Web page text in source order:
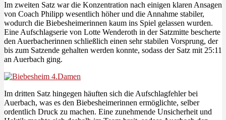
Im zweiten Satz war die Konzentration nach einigen klaren Ansagen
von Coach Philipp wesentlich höher und die Annahme stabiler,
wodurch die Biebesheimerinnen kaum ins Spiel gelassen wurden.
Eine Aufschlagserie von Lotte Wenderoth in der Satzmitte bescherte
den Auerbacherinnen schließlich einen sehr stabilen Vorsprung, der
bis zum Satzende gehalten werden konnte, sodass der Satz mit 25:11
an Auerbach ging.
Im dritten Satz hingegen häuften sich die Aufschlagfehler bei
Auerbach, was es den Biebesheimerinnen ermöglichte, selber
ordentlich Druck zu machen. Eine zunehmende Unsicherheit und